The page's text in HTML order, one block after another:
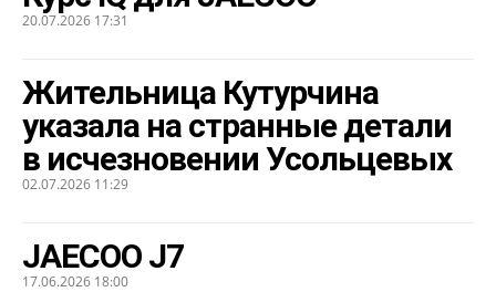
20.07.2026 17:31
Жительница Кутурчина
указала на странные детали
в исчезновении Усольцевых
02.07.2026 11:29
JAECOO J7
17.06.2026 18:00